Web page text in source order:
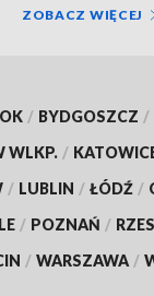
ZOBACZ WIĘCEJ
/ BYDGOSZCZ /
WLKP. /
/ LUBLIN / ŁÓDŹ /
/ POZNAŃ /
/ WARSZAWA /